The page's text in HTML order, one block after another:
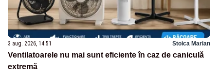
3 aug. 2026, 14:51 Stoica Marian
Ventilatoarele nu mai sunt eficiente în caz de caniculă
extremă